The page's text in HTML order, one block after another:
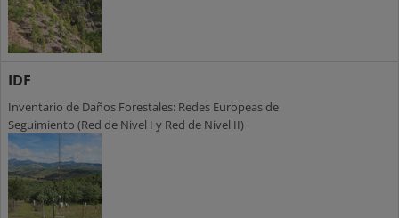
IDF
Inventario de Daños Forestales: Redes Europeas de
Seguimiento (Red de Nivel I y Red de Nivel II)